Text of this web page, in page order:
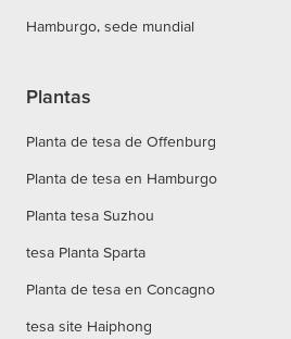
Hamburgo, sede mundial
Plantas
Planta de tesa de Offenburg
Planta de tesa en Hamburgo
Planta tesa Suzhou
tesa Planta Sparta
Planta de tesa en Concagno
tesa site Haiphong